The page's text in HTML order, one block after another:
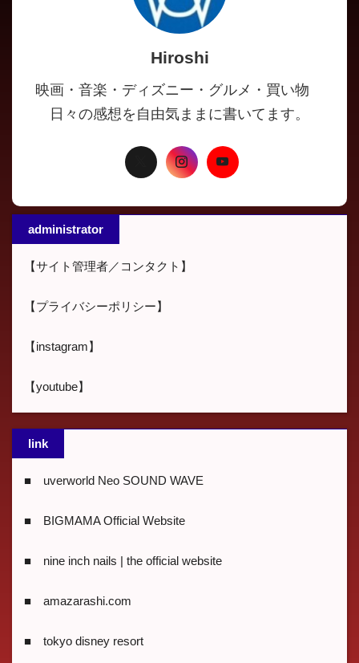
Hiroshi
映画・音楽・ディズニー・グルメ・買い物
日々の感想を自由気ままに書いてます。
administrator
【サイト管理者／コンタクト】
【プライバシーポリシー】
【instagram】
【youtube】
link
■ uverworld Neo SOUND WAVE
■ BIGMAMA Official Website
■ nine inch nails | the official website
■ amazarashi.com
■ tokyo disney resort